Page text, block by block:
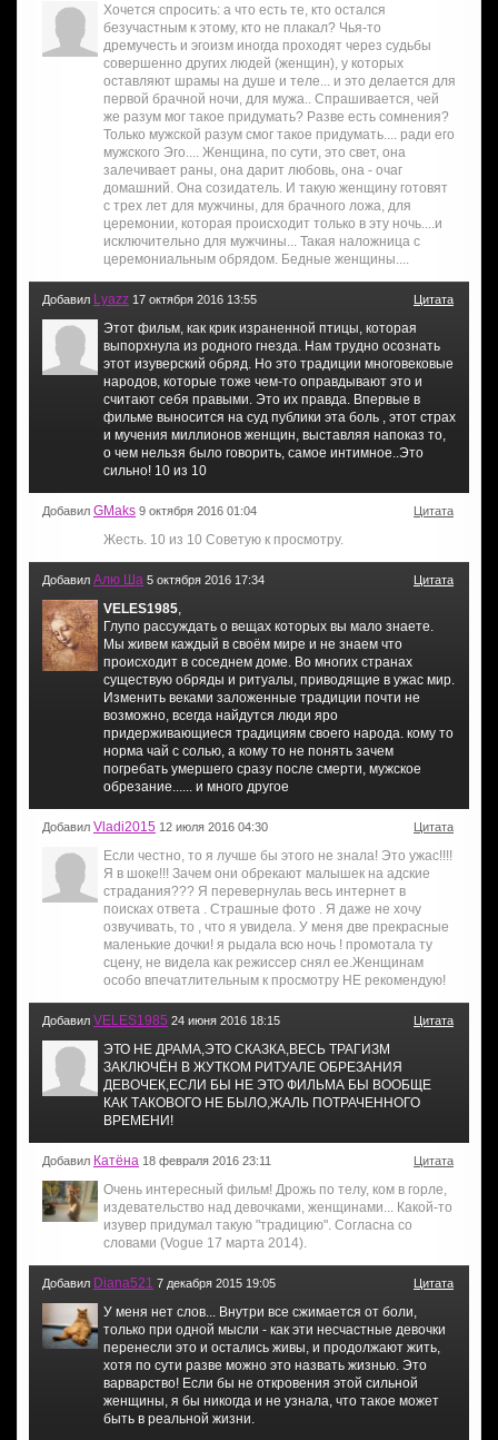
Хочется спросить: а что есть те, кто остался
безучастным к этому, кто не плакал? Чья-то
дремучесть и эгоизм иногда проходят через судьбы
совершенно других людей (женщин), у которых
оставляют шрамы на душе и теле... и это делается для
первой брачной ночи, для мужа.. Спрашивается, чей
же разум мог такое придумать? Разве есть сомнения?
Только мужской разум смог такое придумать.... ради его
мужского Эго.... Женщина, по сути, это свет, она
залечивает раны, она дарит любовь, она - очаг
домашний. Она созидатель. И такую женщину готовят
с трех лет для мужчины, для брачного ложа, для
церемонии, которая происходит только в эту ночь....и
исключительно для мужчины... Такая наложница с
церемониальным обрядом. Бедные женщины....
Добавил Lyazz 17 октября 2016 13:55 Цитата
Этот фильм, как крик израненной птицы, которая
выпорхнула из родного гнезда. Нам трудно осознать
этот изуверский обряд. Но это традиции многовековые
народов, которые тоже чем-то оправдывают это и
считают себя правыми. Это их правда. Впервые в
фильме выносится на суд публики эта боль , этот страх
и мучения миллионов женщин, выставляя напоказ то,
о чем нельзя было говорить, самое интимное..Это
сильно! 10 из 10
Добавил GMaks 9 октября 2016 01:04 Цитата
Жесть. 10 из 10 Советую к просмотру.
Добавил Алю Ша 5 октября 2016 17:34 Цитата
VELES1985,
Глупо рассуждать о вещах которых вы мало знаете.
Мы живем каждый в своём мире и не знаем что
происходит в соседнем доме. Во многих странах
существую обряды и ритуалы, приводящие в ужас мир.
Изменить веками заложенные традиции почти не
возможно, всегда найдутся люди яро
придерживающиеся традициям своего народа. кому то
норма чай с солью, а кому то не понять зачем
погребать умершего сразу после смерти, мужское
обрезание...... и много другое
Добавил Vladi2015 12 июля 2016 04:30 Цитата
Если честно, то я лучше бы этого не знала! Это ужас!!!!
Я в шоке!!! Зачем они обрекают малышек на адские
страдания??? Я перевернулаь весь интернет в
поисках ответа . Страшные фото . Я даже не хочу
озвучивать, то , что я увидела. У меня две прекрасные
маленькие дочки! я рыдала всю ночь ! промотала ту
сцену, не видела как режиссер снял ее.Женщинам
особо впечатлительным к просмотру НЕ рекомендую!
Добавил VELES1985 24 июня 2016 18:15 Цитата
ЭТО НЕ ДРАМА,ЭТО СКАЗКА,ВЕСЬ ТРАГИЗМ
ЗАКЛЮЧЁН В ЖУТКОМ РИТУАЛЕ ОБРЕЗАНИЯ
ДЕВОЧЕК,ЕСЛИ БЫ НЕ ЭТО ФИЛЬМА БЫ ВООБЩЕ
КАК ТАКОВОГО НЕ БЫЛО,ЖАЛЬ ПОТРАЧЕННОГО
ВРЕМЕНИ!
Добавил Катёна 18 февраля 2016 23:11 Цитата
Очень интересный фильм! Дрожь по телу, ком в горле,
издевательство над девочками, женщинами... Какой-то
изувер придумал такую "традицию". Согласна со
словами (Vogue 17 марта 2014).
Добавил Diana521 7 декабря 2015 19:05 Цитата
У меня нет слов... Внутри все сжимается от боли,
только при одной мысли - как эти несчастные девочки
перенесли это и остались живы, и продолжают жить,
хотя по сути разве можно это назвать жизнью. Это
варварство! Если бы не откровения этой сильной
женщины, я бы никогда и не узнала, что такое может
быть в реальной жизни.